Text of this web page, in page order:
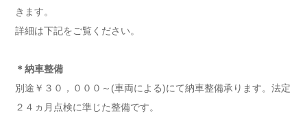
きます。
詳細は下記をご覧ください。
＊納車整備
別途￥３０，０００～(車両による)にて納車整備承ります。法定
２４ヵ月点検に準じた整備です。